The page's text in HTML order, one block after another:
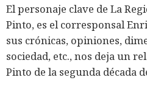
El personaje clave de La
Pinto, es el corresponsal
sus crónicas, opiniones,
sociedad, etc., nos deja un
Pinto de la segunda década